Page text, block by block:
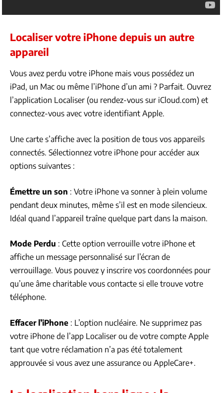
Localiser votre iPhone depuis un autre
appareil
Vous avez perdu votre iPhone mais vous possédez un
iPad, un Mac ou même l’iPhone d’un ami ? Parfait. Ouvrez
l’application Localiser (ou rendez-vous sur iCloud.com) et
connectez-vous avec votre identifiant Apple.
Une carte s’affiche avec la position de tous vos appareils
connectés. Sélectionnez votre iPhone pour accéder aux
options suivantes :
Émettre un son : Votre iPhone va sonner à plein volume
pendant deux minutes, même s’il est en mode silencieux.
Idéal quand l’appareil traîne quelque part dans la maison.
Mode Perdu : Cette option verrouille votre iPhone et
affiche un message personnalisé sur l’écran de
verrouillage. Vous pouvez y inscrire vos coordonnées pour
qu’une âme charitable vous contacte si elle trouve votre
téléphone.
Effacer l’iPhone : L’option nucléaire. Ne supprimez pas
votre iPhone de l’app Localiser ou de votre compte Apple
tant que votre réclamation n’a pas été totalement
approuvée si vous avez une assurance ou AppleCare+.